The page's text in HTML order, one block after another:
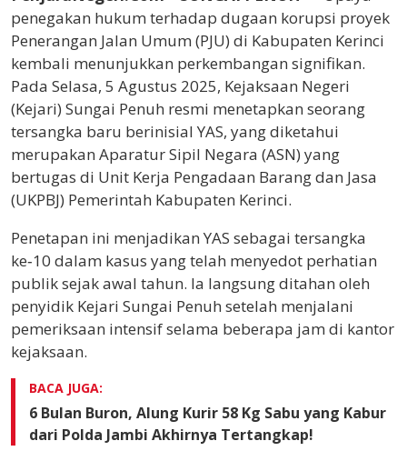
penegakan hukum terhadap dugaan korupsi proyek
Penerangan Jalan Umum (PJU) di Kabupaten Kerinci
kembali menunjukkan perkembangan signifikan.
Pada Selasa, 5 Agustus 2025, Kejaksaan Negeri
(Kejari) Sungai Penuh resmi menetapkan seorang
tersangka baru berinisial YAS, yang diketahui
merupakan Aparatur Sipil Negara (ASN) yang
bertugas di Unit Kerja Pengadaan Barang dan Jasa
(UKPBJ) Pemerintah Kabupaten Kerinci.
Penetapan ini menjadikan YAS sebagai tersangka
ke‑10 dalam kasus yang telah menyedot perhatian
publik sejak awal tahun. Ia langsung ditahan oleh
penyidik Kejari Sungai Penuh setelah menjalani
pemeriksaan intensif selama beberapa jam di kantor
kejaksaan.
BACA JUGA:
6 Bulan Buron, Alung Kurir 58 Kg Sabu yang Kabur
dari Polda Jambi Akhirnya Tertangkap!